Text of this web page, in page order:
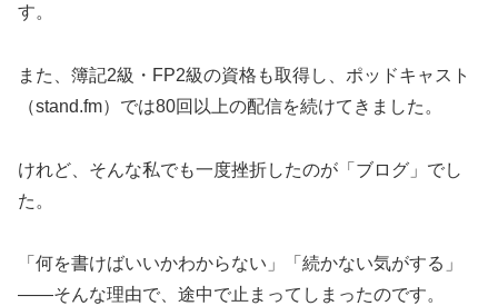
す。
また、簿記2級・FP2級の資格も取得し、ポッドキャスト
（stand.fm）では80回以上の配信を続けてきました。
けれど、そんな私でも一度挫折したのが「ブログ」でし
た。
「何を書けばいいかわからない」「続かない気がする」
――そんな理由で、途中で止まってしまったのです。